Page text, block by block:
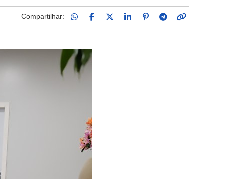
Compartilhar: